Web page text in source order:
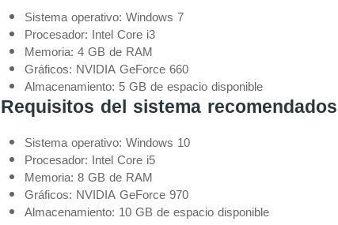
Sistema operativo: Windows 7
Procesador: Intel Core i3
Memoria: 4 GB de RAM
Gráficos: NVIDIA GeForce 660
Almacenamiento: 5 GB de espacio disponible
Requisitos del sistema recomendados
Sistema operativo: Windows 10
Procesador: Intel Core i5
Memoria: 8 GB de RAM
Gráficos: NVIDIA GeForce 970
Almacenamiento: 10 GB de espacio disponible